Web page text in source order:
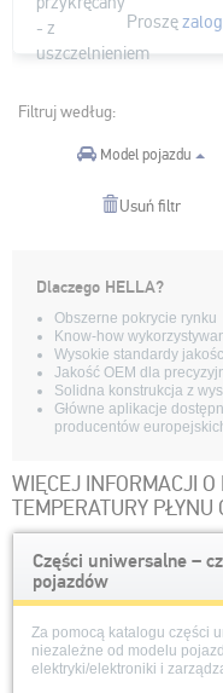
Proszę
Filtruj według:
Model pojazdu
Usuń filtr
Dlaczego HELLA?
Obszerne pokrycie rynku
Know-how
Wysokie standardy
Jakość OEM dla
Solidna konstrukcja z
Główne aplikacje
producentów
WIĘCEJ INFORMACJI
TEMPERATURY PŁYNU
Części uniwersalne –
pojazdów
Za pomocą katalogu części
niezależne od modelu
elektryki/elektroniki i